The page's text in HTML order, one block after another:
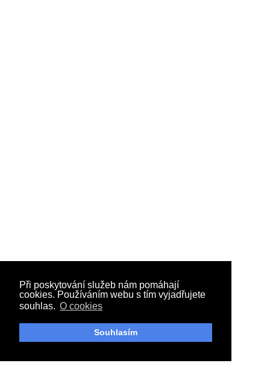
Při poskytování služeb nám pomáhají
cookies. Používáním webu s tím vyjadřujete
souhlas. O cookies
Souhlasím